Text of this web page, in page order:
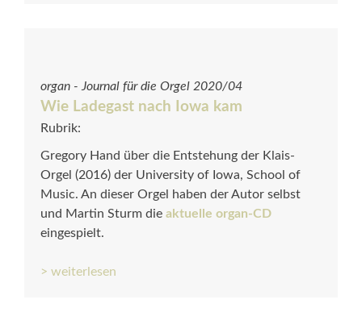
organ - Journal für die Orgel 2020/04
Wie Ladegast nach Iowa kam
Rubrik:
Gregory Hand über die Entstehung der Klais-
Orgel (2016) der University of Iowa, School of
Music. An dieser Orgel haben der Autor selbst
und Martin Sturm die aktuelle organ-CD
eingespielt.
> weiterlesen